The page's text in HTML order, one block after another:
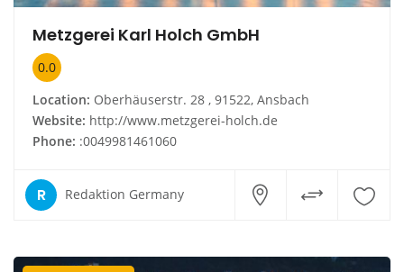
Metzgerei Karl Holch GmbH
0.0
Location: Oberhäuserstr. 28 , 91522, Ansbach
Website: http://www.metzgerei-holch.de
Phone: :0049981461060
R Redaktion Germany